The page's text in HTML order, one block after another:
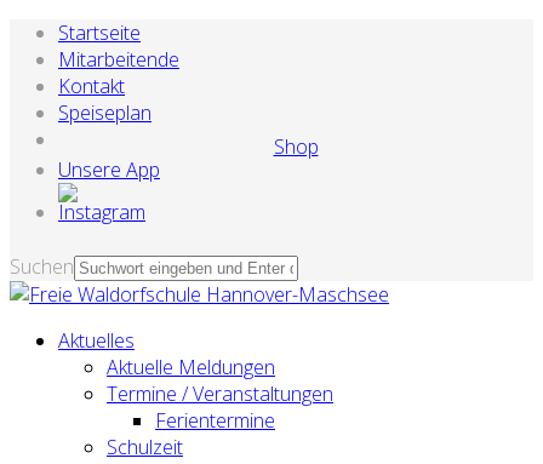
Startseite
Mitarbeitende
Kontakt
Speiseplan
Shop
Unsere App
Suchen
Aktuelles
Aktuelle Meldungen
Termine / Veranstaltungen
Ferientermine
Schulzeit